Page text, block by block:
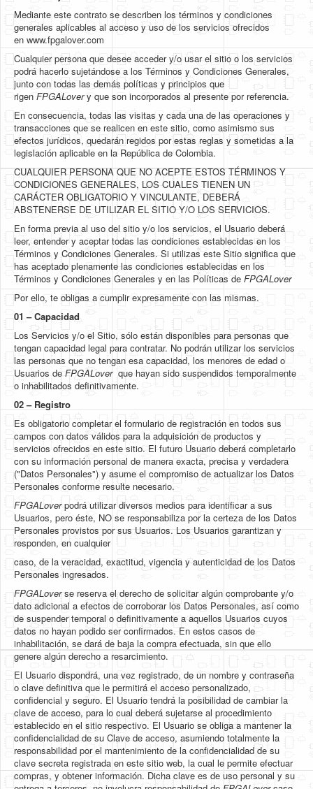
HLS
HLS Intro
IP Cores
Projects
Simple Video Game
Wav player
Accelerometer Vpython
Mandelbrot
PC Engine
N64 Controller Module
PSP Screen
Software
Coding USB-Serial using Android Studio
LFSRs, Cryptology in Python Part 1
OS
Misc
Legacy
Donate
Contact Us
Terms and Conditions
Privacy Policy
Mediante este contrato se describen los términos y condiciones
generales aplicables al acceso y uso de los servicios ofrecidos
en www.fpgalover.com
Cualquier persona que desee acceder y/o usar el sitio o los servicios
podrá hacerlo sujetándose a los Términos y Condiciones Generales,
junto con todas las demás políticas y principios que
rigen FPGALovery que son incorporados al presente por referencia.
En consecuencia, todas las visitas y cada una de las operaciones y
transacciones que se realicen en este sitio, como asimismo sus
efectos jurídicos, quedarán regidos por estas reglas y sometidas a la
legislación aplicable en la República de Colombia.
CUALQUIER PERSONA QUE NO ACEPTE ESTOS TÉRMINOS Y
CONDICIONES GENERALES, LOS CUALES TIENEN UN
CARÁCTER OBLIGATORIO Y VINCULANTE, DEBERÁ
ABSTENERSE DE UTILIZAR EL SITIO Y/O LOS SERVICIOS.
En forma previa al uso del sitio y/o los servicios, el Usuario deberá
leer, entender y aceptar todas las condiciones establecidas en los
Términos y Condiciones Generales. Si utilizas este Sitio significa que
has aceptado plenamente las condiciones establecidas en los
Términos y Condiciones Generales y en las Políticas de FPGALover
Por ello, te obligas a cumplir expresamente con las mismas.
01 – Capacidad
Los Servicios y/o el Sitio, sólo están disponibles para personas que
tengan capacidad legal para contratar. No podrán utilizar los servicios
las personas que no tengan esa capacidad, los menores de edad o
Usuarios de FPGALoverque hayan sido suspendidos temporalmente
o inhabilitados definitivamente.
02 – Registro
Es obligatorio completar el formulario de registración en todos sus
campos con datos válidos para la adquisición de productos y
servicios ofrecidos en este sitio. El futuro Usuario deberá completarlo
con su información personal de manera exacta, precisa y verdadera
("Datos Personales") y asume el compromiso de actualizar los Datos
Personales conforme resulte necesario.
FPGALoverpodrá utilizar diversos medios para identificar a sus
Usuarios, pero éste, NO se responsabiliza por la certeza de los Datos
Personales provistos por sus Usuarios. Los Usuarios garantizan y
responden, en cualquier
caso, de la veracidad, exactitud, vigencia y autenticidad de los Datos
Personales ingresados.
FPGALoverse reserva el derecho de solicitar algún comprobante y/o
dato adicional a efectos de corroborar los Datos Personales, así como
de suspender temporal o definitivamente a aquellos Usuarios cuyos
datos no hayan podido ser confirmados. En estos casos de
inhabilitación, se dará de baja la compra efectuada, sin que ello
genere algún derecho a resarcimiento.
El Usuario dispondrá, una vez registrado, de un nombre y contraseña
o clave definitiva que le permitirá el acceso personalizado,
confidencial y seguro. El Usuario tendrá la posibilidad de cambiar la
clave de acceso, para lo cual deberá sujetarse al procedimiento
establecido en el sitio respectivo. El Usuario se obliga a mantener la
confidencialidad de su Clave de acceso, asumiendo totalmente la
responsabilidad por el mantenimiento de la confidencialidad de su
clave secreta registrada en este sitio web, la cual le permite efectuar
compras, y obtener información. Dicha clave es de uso personal y su